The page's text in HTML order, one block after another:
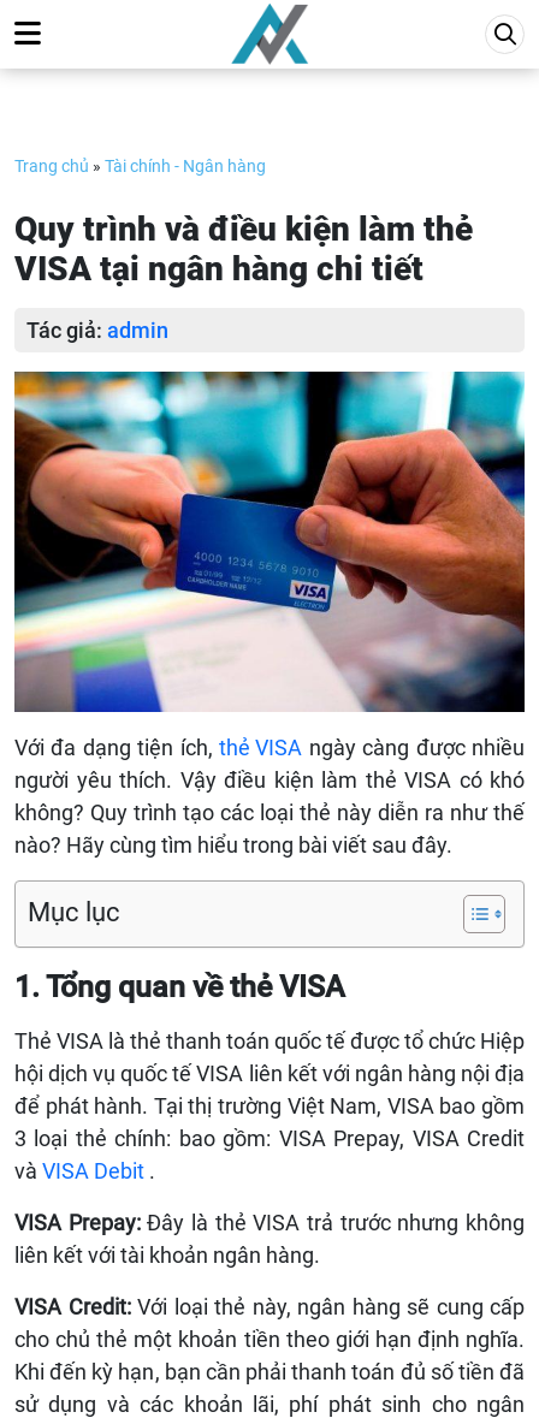
to
content
Trang chủ » Tài chính - Ngân hàng
Quy trình và điều kiện làm thẻ
VISA tại ngân hàng chi tiết
Tác giả: admin
Với đa dạng tiện ích,thẻ VISA ngày càng được nhiều
người yêu thích. Vậy điều kiện làm thẻ VISA có khó
không? Quy trình tạo các loại thẻ này diễn ra như thế
nào? Hãy cùng tìm hiểu trong bài viết sau đây.
Mục lục
1. Tổng quan về thẻ VISA
Thẻ VISA là thẻ thanh toán quốc tế được tổ chức Hiệp
hội dịch vụ quốc tế VISA liên kết với ngân hàng nội địa
để phát hành. Tại thị trường Việt Nam, VISA bao gồm
3 loại thẻ chính: bao gồm: VISA Prepay, VISA Credit
và VISA Debit .
VISA Prepay:Đây là thẻ VISA trả trước nhưng không
liên kết với tài khoản ngân hàng.
VISA Credit: Với loại thẻ này, ngân hàng sẽ cung cấp
cho chủ thẻ một khoản tiền theo giới hạn định nghĩa.
Khi đến kỳ hạn, bạn cần phải thanh toán đủ số tiền đã
sử dụng và các khoản lãi, phí phát sinh cho ngân